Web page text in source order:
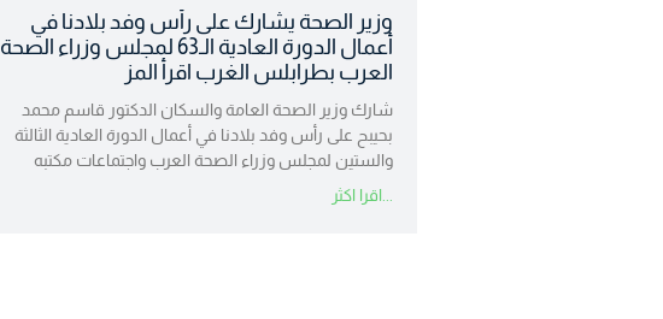
وزير الصحة يشارك على رأس وفد بلادنا في
أعمال الدورة العادية الـ63 لمجلس وزراء الصحة
العرب بطرابلس الغرب اقرأ المز
شارك وزير الصحة العامة والسكان الدكتور قاسم محمد
بحيبح على رأس وفد بلادنا في أعمال الدورة العادية الثالثة
والستين لمجلس وزراء الصحة العرب واجتماعات مكتبه